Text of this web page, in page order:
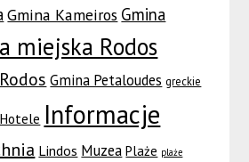
Gmina Kameiros Gmina
miejska Rodos
Gmina Petaloudes greckie
Hotele Informacje
Lindos Muzea Plaże plaże